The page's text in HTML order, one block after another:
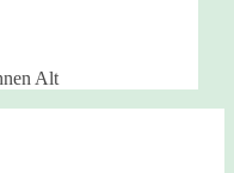
Alt